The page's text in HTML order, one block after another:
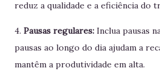
reduz a qualidade e a eficiência do
4. Pausas regulares: Inclua pausas
pausas ao longo do dia ajudam a
mantêm a produtividade em alta.